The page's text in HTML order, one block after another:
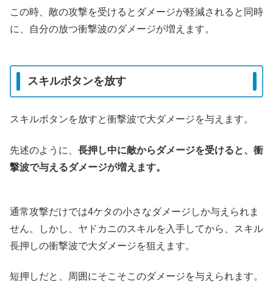
この時、敵の攻撃を受けるとダメージが軽減されると同時
に、自分の放つ衝撃波のダメージが増えます。
スキルボタンを放す
スキルボタンを放すと衝撃波で大ダメージを与えます。
先述のように、 長押し中に敵からダメージを受けると、衝
撃波で与えるダメージが増えます。
通常攻撃だけでは4ケタの小さなダメージしか与えられま
せん。しかし、ヤドカニのスキルを入手してから、スキル
長押しの衝撃波で大ダメージを狙えます。
短押しだと、周囲にそこそこのダメージを与えられます。